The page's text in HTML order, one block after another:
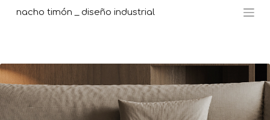
nacho timón _ diseño industrial